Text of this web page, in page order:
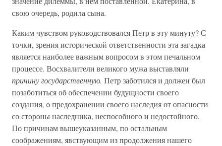
свою очередь, родила сына.
Каким чувством руководствовался Петр в эту минуту? С
точки, зрения исторической ответственности эта загадка
является наиболее важным вопросом в этом печальном
процессе. Восхвалители великого мужа выставляли
причину государственную. Петр заботился и должен был
позаботиться об обеспечении будущности своего
создания, о предохранении своего наследия от опасности
со стороны наследника, неспособного и недостойного.
По причинам вышеуказанным, по остальным
соображениям, явствующим из продолжения нашего